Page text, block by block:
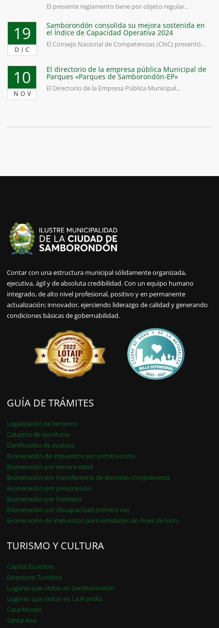
El presente reglamento tiene por objeto regular...
19
DIC
Samborondón consolida su mejora sostenida en
el Índice de Capacidad Operativa 2024
El Consejo Nacional de Competencias (CNC) presentó...
10
NOV
El directorio de la empresa pública Municipal de
Parques «Parques de Samborondón-EP»
El Directorio de la Empresa Pública Municipal...
Contar con una estructura municipal sólidamente organizada,
ejecutiva, ágil y de absoluta credibilidad. Con un equipo humano
integrado, de alto nivel profesional, positivo y en permanente
actualización; innovador, ejerciendo liderazgo de calidad y generando
condiciones básicas de gobernabilidad.
GUÍA DE TRÁMITES
Legalización de terrenos
Catastro de escrituras
Certificados de avalúos
Exoneración de impuestos por construcción
Exoneración por tercera edad
Exoneración por transferencia de dominio compraventa
Exoneración por prescripción
Exoneración por hipoteca
Exoneración por discapacidad primera vez
Exoneración de impuestos para entidades sin fines de lucro
TURISMO Y CULTURA
Capital Ecuestre
Directorio Turístico
Lugares que visitar en Samborondón
Lugares que visitar en La Puntilla
Casa Museo
Santa Ana